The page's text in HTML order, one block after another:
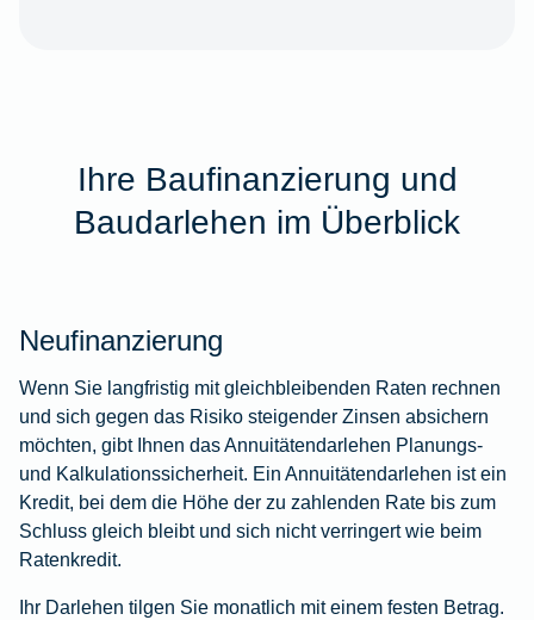
Ihre Baufinanzierung und
Baudarlehen im Überblick
Neufinanzierung
Wenn Sie langfristig mit gleichbleibenden Raten rechnen
und sich gegen das Risiko steigender Zinsen absichern
möchten, gibt Ihnen das Annuitätendarlehen Planungs-
und Kalkulationssicherheit. Ein Annuitätendarlehen ist ein
Kredit, bei dem die Höhe der zu zahlenden Rate bis zum
Schluss gleich bleibt und sich nicht verringert wie beim
Ratenkredit.
Ihr Darlehen tilgen Sie monatlich mit einem festen Betrag.